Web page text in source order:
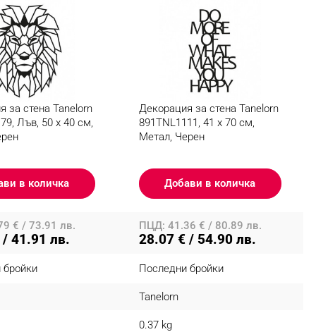
за стена Tanelorn
Лъв, 50 x 40 см,
в количка
Декорация за стена Tanelorn
891TNL1111, 41 x 70 см,
Метал, Черен
Добави в количка
€ / 73.91 лв.
41.91 лв.
ПЦД: 41.36 € / 80.89 лв.
28.07 € / 54.90 лв.
Последни бройки
Tanelorn
0.37 kg